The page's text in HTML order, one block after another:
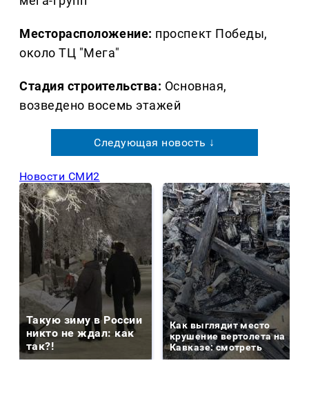
Месторасположение: проспект Победы,
около ТЦ "Мега"
Стадия строительства: Основная,
возведено восемь этажей
Следующая новость ↓
Новости СМИ2
Такую зиму в России
никто не ждал: как
так?!
Как выглядит место
крушение вертолета на
Кавказе: смотреть